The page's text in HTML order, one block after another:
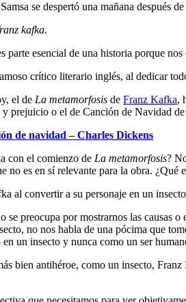
se despertó una mañana después
kafka.
parte esencial de una historia porque
crítico literario inglés, al dedicar
el de La metamorfosis de Franz Kafka,
prejuicio o el de Canción de Navidad
de navidad – Charles Dickens
con el comienzo de La metamorfosis?
no es en sí relevante para la obra. ¿Qué
al convertir a su personaje en un
se preocupa por mostrarnos las causas
no nos habla de una pócima que
un insecto y nunca como un ser
bien antihéroe, como un insecto,